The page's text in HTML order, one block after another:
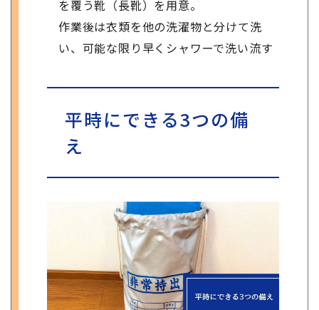
を覆う靴（長靴）を用意。
作業後は衣類を他の洗濯物と分けて洗
い、可能な限り早くシャワーで洗い流す
平時にできる3つの備
え